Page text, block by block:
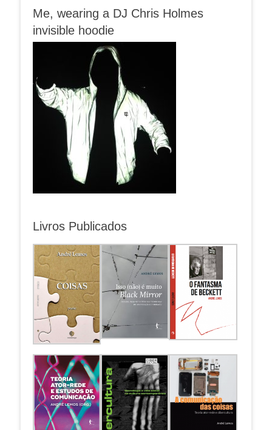
Me, wearing a DJ Chris Holmes
invisible hoodie
Livros Publicados